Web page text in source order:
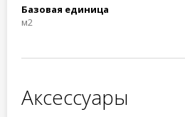
Базовая единица
м2
Аксессуары